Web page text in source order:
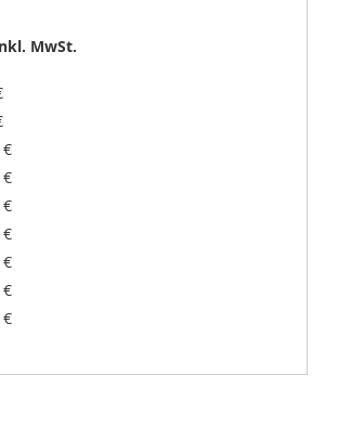
MwSt.
€
€
€
€
€
€
€